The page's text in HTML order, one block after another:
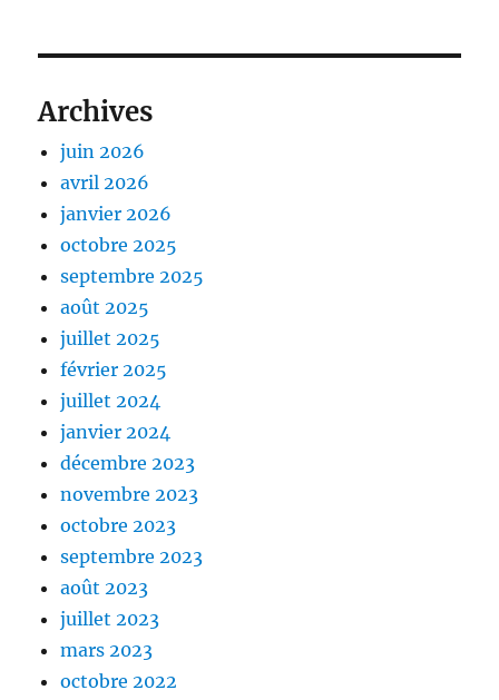
Archives
juin 2026
avril 2026
janvier 2026
octobre 2025
septembre 2025
août 2025
juillet 2025
février 2025
juillet 2024
janvier 2024
décembre 2023
novembre 2023
octobre 2023
septembre 2023
août 2023
juillet 2023
mars 2023
octobre 2022